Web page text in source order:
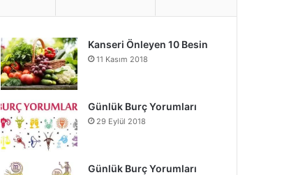
Kanseri Önleyen 10 Besin
11 Kasım 2018
Günlük Burç Yorumları
29 Eylül 2018
Günlük Burç Yorumları